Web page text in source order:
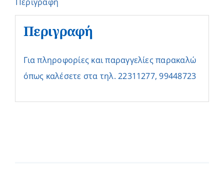
Περιγραφή
Περιγραφή
Για πληροφορίες και παραγγελίες παρακαλώ
όπως καλέσετε στα τηλ. 22311277, 99448723